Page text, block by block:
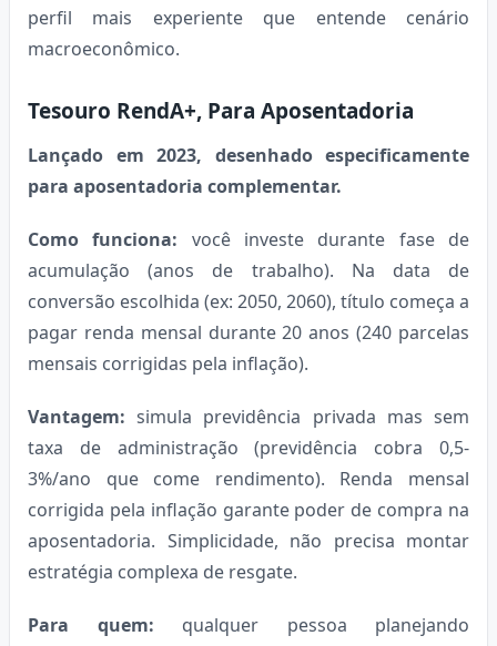
perfil mais experiente que entende cenário
macroeconômico.
Tesouro RendA+, Para Aposentadoria
Lançado em 2023, desenhado especificamente
para aposentadoria complementar.
Como funciona: você investe durante fase de
acumulação (anos de trabalho). Na data de
conversão escolhida (ex: 2050, 2060), título começa a
pagar renda mensal durante 20 anos (240 parcelas
mensais corrigidas pela inflação).
Vantagem: simula previdência privada mas sem
taxa de administração (previdência cobra 0,5-
3%/ano que come rendimento). Renda mensal
corrigida pela inflação garante poder de compra na
aposentadoria. Simplicidade, não precisa montar
estratégia complexa de resgate.
Para quem: qualquer pessoa planejando